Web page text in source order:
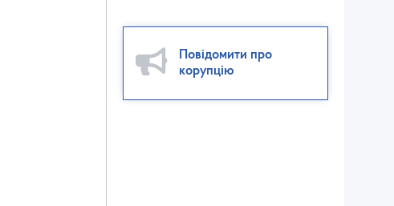
Повідомити про
корупцію